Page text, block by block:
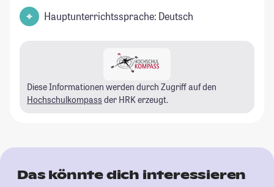
Hauptunterrichtssprache: Deutsch
Diese Informationen werden durch Zugriff auf den
Hochschulkompass der HRK erzeugt.
Das könnte dich interessieren